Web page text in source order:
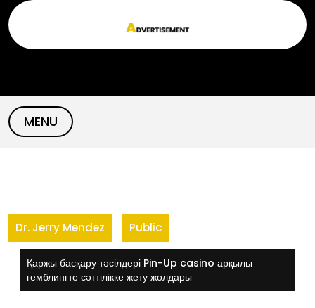
Skip
content
MENU
Dr. Jerry Mendez Public
Қаржы басқару тәсілдері Pin-Up casino арқылы
гемблингте сәттілікке жету жолдары